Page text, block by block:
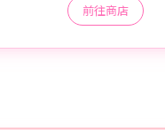
前往商店